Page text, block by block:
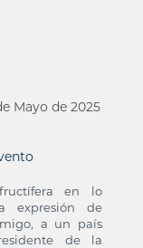
Mayo de 2025
en lo
expresión de
a un país
de la